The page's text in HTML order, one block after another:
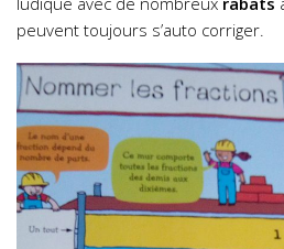
peuvent toujours s’auto corriger.